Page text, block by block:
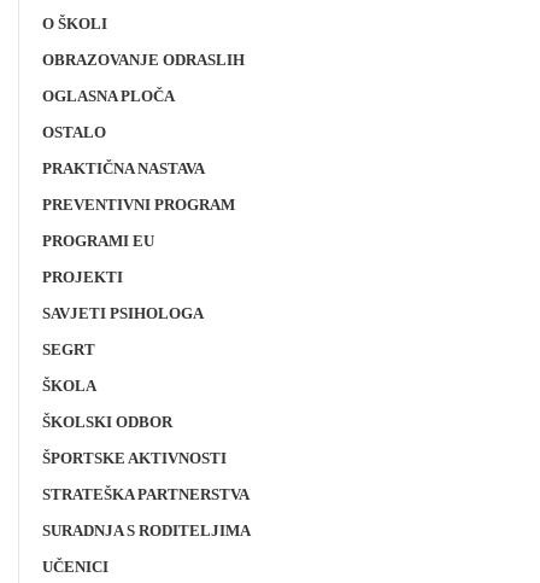
O ŠKOLI
OBRAZOVANJE ODRASLIH
OGLASNA PLOČA
OSTALO
PRAKTIČNA NASTAVA
PREVENTIVNI PROGRAM
PROGRAMI EU
PROJEKTI
SAVJETI PSIHOLOGA
SEGRT
ŠKOLA
ŠKOLSKI ODBOR
ŠPORTSKE AKTIVNOSTI
STRATEŠKA PARTNERSTVA
SURADNJA S RODITELJIMA
UČENICI